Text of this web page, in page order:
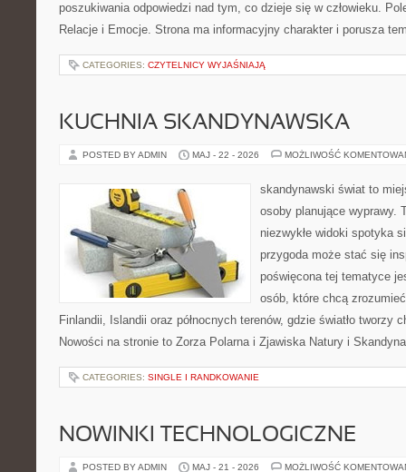
poszukiwania odpowiedzi nad tym, co dzieje się w człowieku.
Relacje i Emocje. Strona ma informacyjny charakter i porusza
CATEGORIES: CZYTELNICY WYJAŚNIAJĄ
KUCHNIA SKANDYNAWSKA
POSTED BY ADMIN MAJ - 22 - 2026 MOŻLIWOŚĆ
skandynawski świat to
osoby planujące wyprawy.
niezwykłe widoki spotyka
przygoda może stać się
poświęcona tej tematyce
osób, które chcą
Finlandii, Islandii oraz północnych terenów, gdzie światło tworzy
Nowości na stronie to Zorza Polarna i Zjawiska Natury i
CATEGORIES: SINGLE I RANDKOWANIE
NOWINKI TECHNOLOGICZNE
POSTED BY ADMIN MAJ - 21 - 2026 MOŻLIWOŚĆ